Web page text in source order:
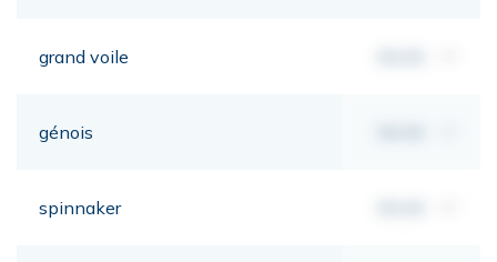
grand voile
génois
spinnaker